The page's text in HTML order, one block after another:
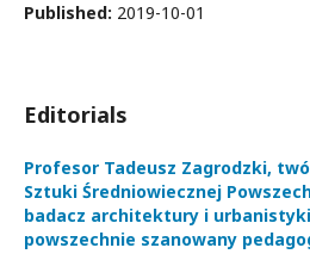
Published: 2019-10-01
Editorials
Profesor Tadeusz Zagrodzki,
Sztuki Średniowiecznej
badacz architektury i
powszechnie szanowany